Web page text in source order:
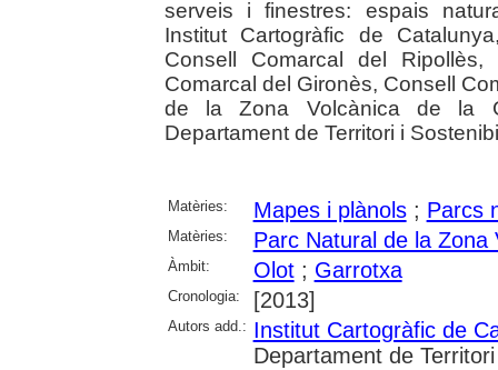
serveis i finestres: espais
Institut Cartogràfic de
Consell Comarcal del
Comarcal del Gironès, Consell
de la Zona Volcànica de la
Departament de Territori i
Matèries: Mapes i plànols; Parcs
Matèries: Parc Natural de la Zona
Àmbit: Olot; Garrotxa
Cronologia: [2013]
Autors add.: Institut Cartogràfic de
Departament de